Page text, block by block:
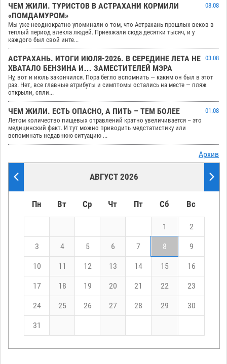
ЧЕМ ЖИЛИ. ТУРИСТОВ В АСТРАХАНИ КОРМИЛИ
«ПОМДАМУРОМ»
08.08
Мы уже неоднократно упоминали о том, что Астрахань прошлых веков в
теплый период влекла людей. Приезжали сюда десятки тысяч, и у
каждого был свой инте...
АСТРАХАНЬ. ИТОГИ ИЮЛЯ-2026. В СЕРЕДИНЕ ЛЕТА НЕ
ХВАТАЛО БЕНЗИНА И… ЗАМЕСТИТЕЛЕЙ МЭРА
03.08
Ну, вот и июль закончился. Пора бегло вспомнить — каким он был в этот
раз. Нет, все главные атрибуты и симптомы остались на месте — пляж
открыли, спли...
ЧЕМ ЖИЛИ. ЕСТЬ ОПАСНО, А ПИТЬ – ТЕМ БОЛЕЕ
01.08
Летом количество пищевых отравлений кратно увеличивается – это
медицинский факт. И тут можно приводить медстатистику или
вспоминать недавнюю ситуацию ...
Архив
АВГУСТ 2026
Пн Вт Ср Чт Пт Сб Вс
1 2
3 4 5 6 7 8 9
10 11 12 13 14 15 16
17 18 19 20 21 22 23
24 25 26 27 28 29 30
31